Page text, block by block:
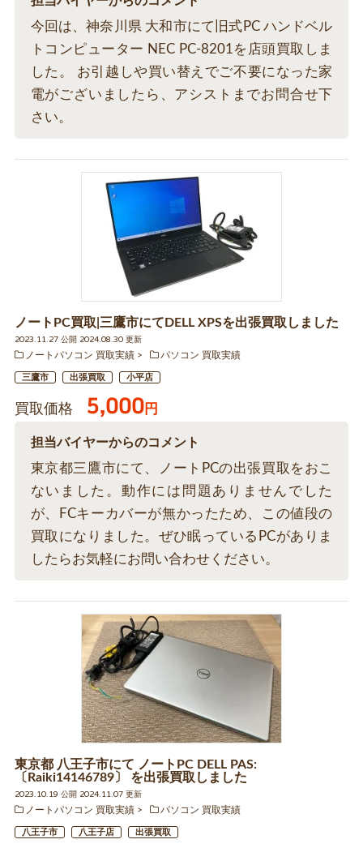
今回は、神奈川県 大和市にて旧式PC ハンドベル
トコンピューター NEC PC-8201を店頭買取しま
した。 お引越しや買い替えでご不要になった家
電がございましたら、アシストまでお問合せ下
さい。
ノートPC買取|三鷹市にてDELL XPSを出張買取しました
2023.11.27 公開 2024.08.30 更新
ノートパソコン 買取実績
パソコン 買取実績
三鷹市 出張買取 小平店
買取価格 5,000円
担当バイヤーからのコメント
東京都三鷹市にて、ノートPCの出張買取をおこ
ないました。動作には問題ありませんでした
が、FCキーカバーが無かったため、この値段の
買取になりました。ぜひ眠っているPCがありま
したらお気軽にお問い合わせください。
東京都 八王子市にて ノートPC DELL PAS:
〔Raiki14146789〕 を出張買取しました
2023.10.19 公開 2024.11.07 更新
ノートパソコン 買取実績
パソコン 買取実績
八王子市 八王子店 出張買取